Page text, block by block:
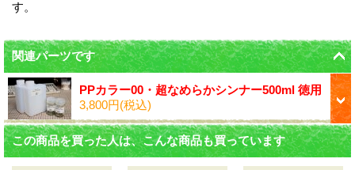
す。
関連パーツです
PPカラー00・超なめらかシンナー500ml 徳用
3,800円(税込)
この商品を買った人は、こんな商品も買っています